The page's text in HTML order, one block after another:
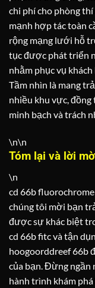
chi phí cho phòng
mạnh hợp tác toàn
rộng mạng lưới hỗ
tục được phát triển
nhằm phục vụ
Tầm nhìn là mang
nhiều khu vực,
minh bạch và trách
\n\n
Tóm lại và lời
\n
cd 66b
chúng tôi mời bạn
được sự khác biệt
cd 66b fitc và tận
hoogoorddreef 66b
của bạn. Đừng ngần
hành trình khám